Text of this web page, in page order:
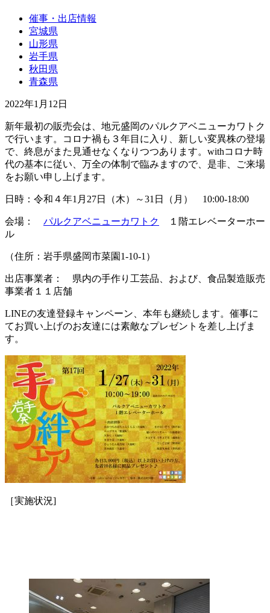
催事・出店情報
宮城県
山形県
岩手県
秋田県
青森県
2022年1月12日
新年最初の販売会は、地元盛岡のパルクアベニューカワトク
で行います。コロナ禍も３年目に入り、新しい変異株の登場
で、終息がまた見通せなくなりつつあります。withコロナ時
代の基本に従い、万全の体制で臨みますので、是非、ご来場
をお願い申し上げます。
日時：令和４年1月27日（木）～31日（月） 10:00-18:00
会場： パルクアベニューカワトク
１階エレベーターホー
ル
（住所：岩手県盛岡市菜園1-10-1）
出店事業者： 県内の手作り工芸品、および、食品製造販売
事業者１１店舗
LINEの友達登録キャンペーン、本年も継続します。催事に
てお買い上げのお友達には素敵なプレゼントを差し上げま
す。
［実施状況]